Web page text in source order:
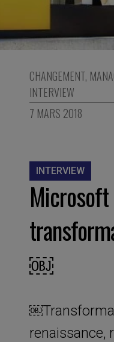
CHANGEMENT,
INTERVIEW
7 MARS 2018
INTERVIEW
Microsoft
￼
renaissance,